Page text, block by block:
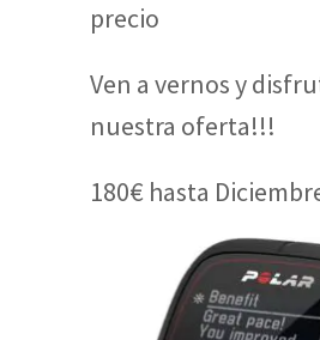
precio
Ven a vernos y
nuestra oferta!!!
180€ hasta